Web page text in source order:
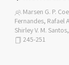
Marsen G. P.
Fernandes, Rafael
Shirley V. M.
245-251